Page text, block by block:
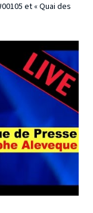
et « Quai des